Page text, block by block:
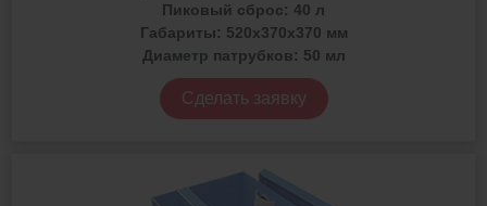
Пиковый сброс: 40 л
Габариты: 520x370x370 мм
Диаметр патрубков: 50 мл
Сделать заявку